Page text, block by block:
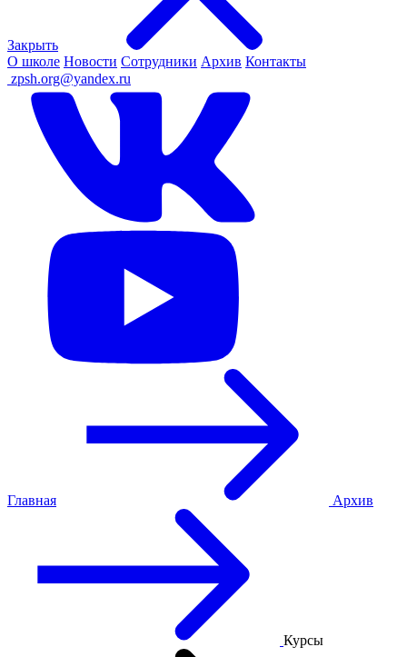
Закрыть
О школе Новости Сотрудники Архив Контакты
zpsh.org@yandex.ru
Главная Архив
Курсы